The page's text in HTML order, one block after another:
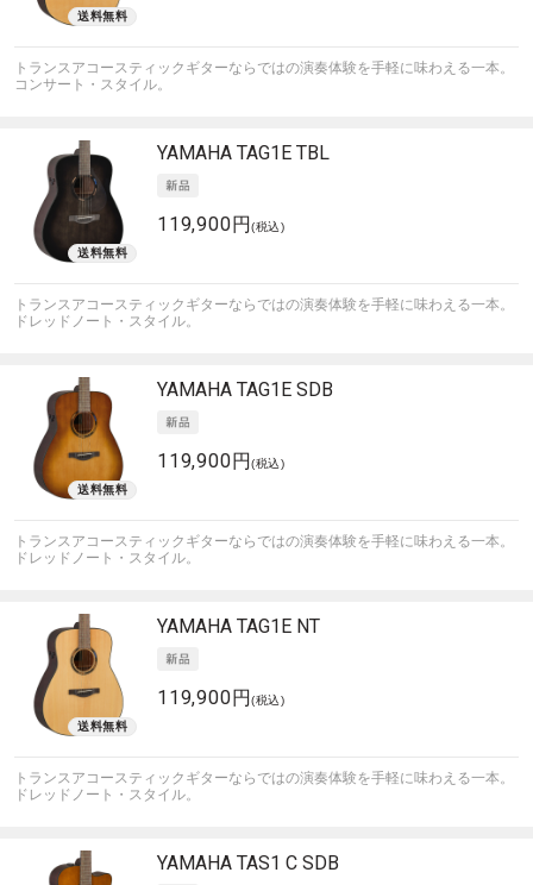
トランスアコースティックギターならではの演奏体験を手軽に味わえる一本。
コンサート・スタイル。
YAMAHA TAG1E TBL
119,900円(税込)
トランスアコースティックギターならではの演奏体験を手軽に味わえる一本。
ドレッドノート・スタイル。
YAMAHA TAG1E SDB
119,900円(税込)
トランスアコースティックギターならではの演奏体験を手軽に味わえる一本。
ドレッドノート・スタイル。
YAMAHA TAG1E NT
119,900円(税込)
トランスアコースティックギターならではの演奏体験を手軽に味わえる一本。
ドレッドノート・スタイル。
YAMAHA TAS1 C SDB